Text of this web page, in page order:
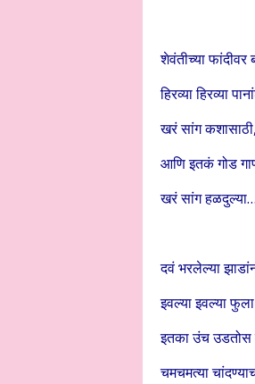
शेवंतीच्या
हिरव्या हिरव्या
खरं सांग
आणि इतकं गोड
खरं सांग हळदुल्या…
दवं भरलेल्या
इवल्या इवल्या
इतका उंच उडतोस
चमचमत्या